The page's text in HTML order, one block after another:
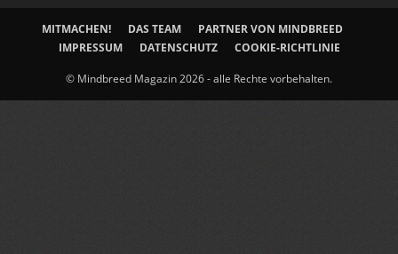
MITMACHEN! DAS TEAM
PARTNER VON MINDBREED
IMPRESSUM
DATENSCHUTZ COOKIE-RICHTLINIE
© Mindbreed Magazin 2026 - alle Rechte vorbehalten.